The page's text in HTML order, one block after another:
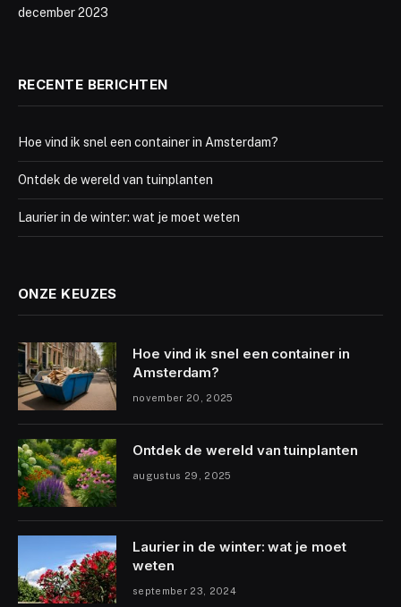
december 2023
RECENTE BERICHTEN
Hoe vind ik snel een container in Amsterdam?
Ontdek de wereld van tuinplanten
Laurier in de winter: wat je moet weten
ONZE KEUZES
Hoe vind ik snel een container in
Amsterdam?
november 20, 2025
Ontdek de wereld van tuinplanten
augustus 29, 2025
Laurier in de winter: wat je moet
weten
september 23, 2024